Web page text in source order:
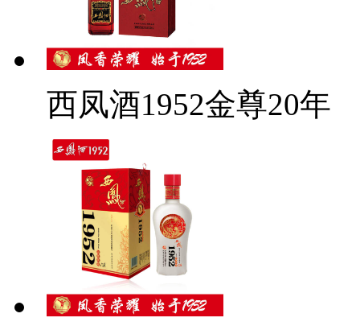
西凤酒1952金尊20年